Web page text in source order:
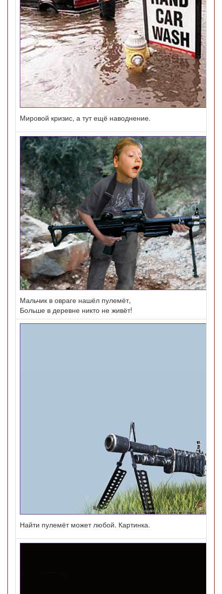
Мировой кризис, а тут ещё наводнение.
Мальчик в овраге нашёл пулемёт,
Больше в деревне никто не живёт!
Найти пулемёт может любой. Картинка.